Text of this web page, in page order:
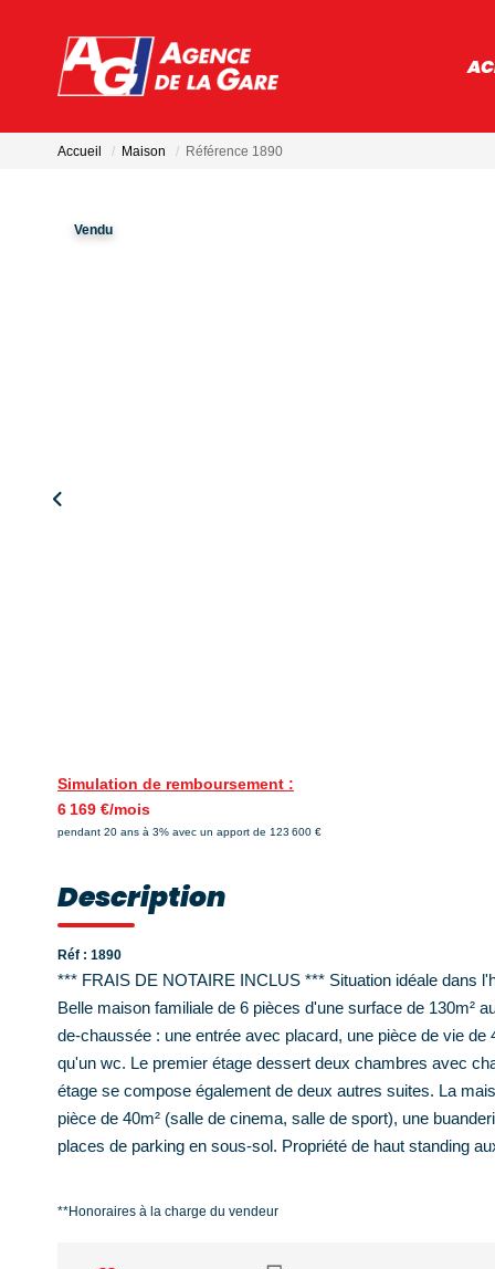
Accueil Maison Référence 1890
Vendu
Simulation de remboursement :
6 169 €/mois
pendant 20 ans à 3% avec un apport de 123 600 €
Description
Réf : 1890
*** FRAIS DE NOTAIRE INCLUS *** Situation idéale dans
Belle maison familiale de 6 pièces d'une surface de 130m²
de-chaussée : une entrée avec placard, une pièce de vie
qu'un wc. Le premier étage dessert deux chambres avec
étage se compose également de deux autres suites. La
pièce de 40m² (salle de cinema, salle de sport), une
places de parking en sous-sol. Propriété de haut standing
**Honoraires à la charge du vendeur